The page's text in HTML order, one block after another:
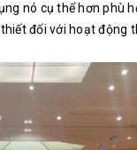
nó cụ thể hơn phù
đối với hoạt động